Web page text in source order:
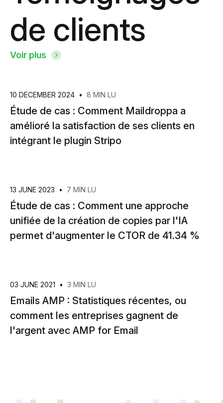
de clients
Voir plus
10 DECEMBER 2024 • 8 MIN LU
Étude de cas : Comment Maildroppa a
amélioré la satisfaction de ses clients en
intégrant le plugin Stripo
13 JUNE 2023 • 7 MIN LU
Étude de cas : Comment une approche
unifiée de la création de copies par l'IA
permet d'augmenter le CTOR de 41.34 %
03 JUNE 2021 • 3 MIN LU
Emails AMP : Statistiques récentes, ou
comment les entreprises gagnent de
l'argent avec AMP for Email